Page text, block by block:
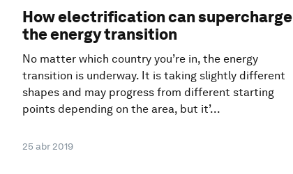
How electrification can supercharge
the energy transition
No matter which country you’re in, the energy
transition is underway. It is taking slightly different
shapes and may progress from different starting
points depending on the area, but it’...
25 abr 2019